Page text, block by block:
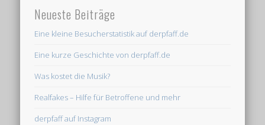
Neueste Beiträge
Eine kleine Besucherstatistik auf derpfaff.de
Eine kurze Geschichte von derpfaff.de
Was kostet die Musik?
Realfakes – Hilfe für Betroffene und mehr
derpfaff auf Instagram